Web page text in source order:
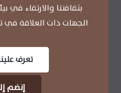
بثقافتنا والارتقاء في
الجهات ذات العلاقة في
تعرف
إنضم